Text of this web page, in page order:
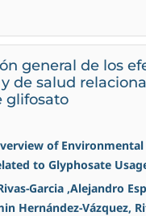
general de los
de salud
glifosato
of Environmental
to Glyphosate
Garcia ,Alejandro
Hernández-Vázquez,